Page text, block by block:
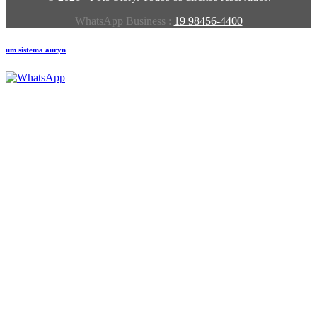
WhatsApp Business : 19 98456-4400
um sistema auryn